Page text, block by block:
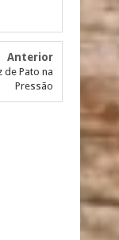
Anterior
de Pato na
Pressão